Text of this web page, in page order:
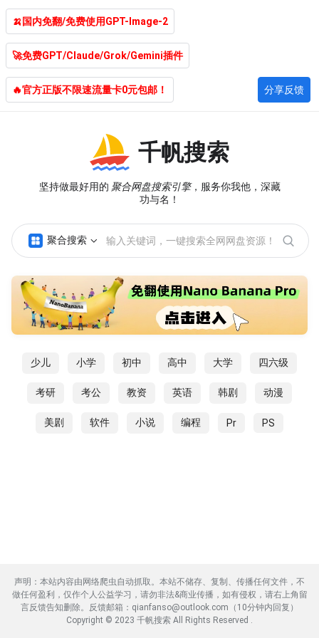
🍌国内免翻/免费使用GPT-Image-2
🚀免费GPT/Claude/Grok/Gemini插件
🔥官方正版不限速流量卡0元包邮！ 分享反馈
千帆搜索
坚持做最好用的 聚合网盘搜索引擎，服务你我他，深藏
功与名！
聚合搜索
少儿 小学 初中 高中 大学 四六级
考研 考公 教资 英语 韩剧 动漫
美剧 软件 小说 编程 Pr PS
声明：本站内容由网络爬虫自动抓取。本站不储存、复制、传播任何文件，不
做任何盈利，仅作个人公益学习，请勿非法&商业传播，如有侵权，请右上角留
言反馈告知删除。反馈邮箱：qianfanso@outlook.com（10分钟内回复）
Copyright © 2023 千帆搜索 All Rights Reserved .